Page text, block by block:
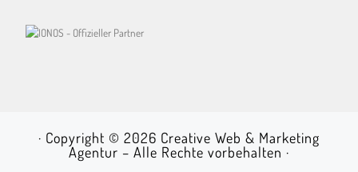
· Copyright © 2026 Creative Web & Marketing
Agentur – Alle Rechte vorbehalten ·